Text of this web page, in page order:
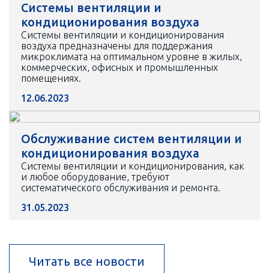
Системы вентиляции и
кондиционирования воздуха
Системы вентиляции и кондиционирования
воздуха предназначены для поддержания
микроклимата на оптимальном уровне в жилых,
коммерческих, офисных и промышленных
помещениях.
12.06.2023
Обслуживание систем вентиляции и
кондиционирования воздуха
Системы вентиляции и кондиционирования, как
и любое оборудование, требуют
систематического обслуживания и ремонта.
31.05.2023
Читать все новости